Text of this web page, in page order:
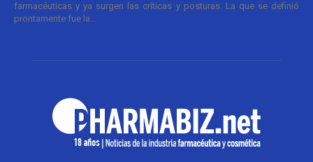
farmacéuticas y ya surgen las críticas y posturas. La que se definió
prontamente fue la...